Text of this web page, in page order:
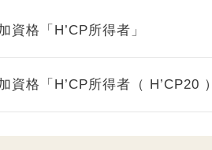
資格「H’CP所得者」
資格「H’CP所得者（ H’CP20 ）